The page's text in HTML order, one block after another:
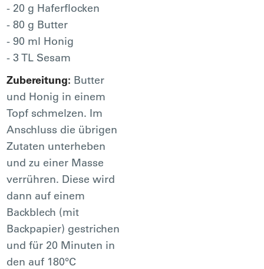
- 20 g Haferflocken
- 80 g Butter
- 90 ml Honig
- 3 TL Sesam
Zubereitung: Butter
und Honig in einem
Topf schmelzen. Im
Anschluss die übrigen
Zutaten unterheben
und zu einer Masse
verrühren. Diese wird
dann auf einem
Backblech (mit
Backpapier) gestrichen
und für 20 Minuten in
den auf 180°C